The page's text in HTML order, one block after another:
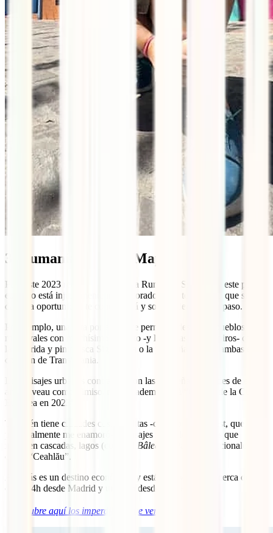
3. Rumanía, por Sin Mapa
Para este 2023 recomiendo viajar a Rumanía. Siento que este país
europeo está injustamente infravalorado, pero te prometo que si le
das una oportunidad te conquistará y sorprenderá a cada paso.
Por ejemplo, una ruta por el país te permitirá descubrir pueblos
medievales con muchísimo encanto -y leyendas de vampiros- como
la colorida y pintoresca Sighișoara o la pequeña Brașov ambas en el
corazón de Transilvania.
Los paisajes urbanos contrastan con las pequeñas ciudades de estilo
art nouveau como Timisoara, que además será “Capital de la Cultura
Europea en 2023”.
También tiene ciudades cosmopolitas -como por Bucarest, que a mi
personalmente me enamoró- o paisajes naturales brutales que
incluyen cascadas, lagos (como el
Bâlea
) o Parques Nacionales
como “Ceahlău”.
Además es un destino económico y está relativamente “cerca de
casa” (4h desde Madrid y unas 3h desde Barcelona).
Descubre aquí los imperdibles que ver en Rumanía